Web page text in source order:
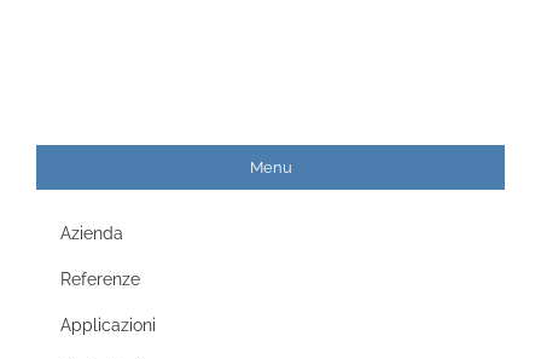
Menu
Azienda
Referenze
Applicazioni